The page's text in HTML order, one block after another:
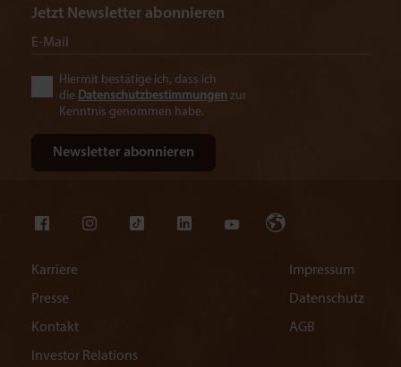
Karriere
Presse
Kontakt
Investor Relations
Impressum
Datenschutz
AGB
Jetzt Newsletter abonnieren
Hiermit bestätige ich, dass ich
die Datenschutzbestimmungen zur
Kenntnis genommen habe.